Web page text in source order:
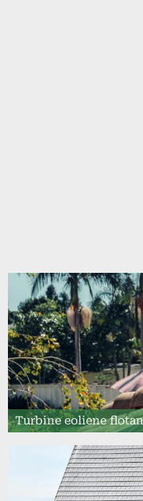
Turbine eoliene